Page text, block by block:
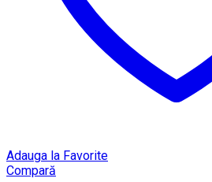
Adauga la Favorite
Compară